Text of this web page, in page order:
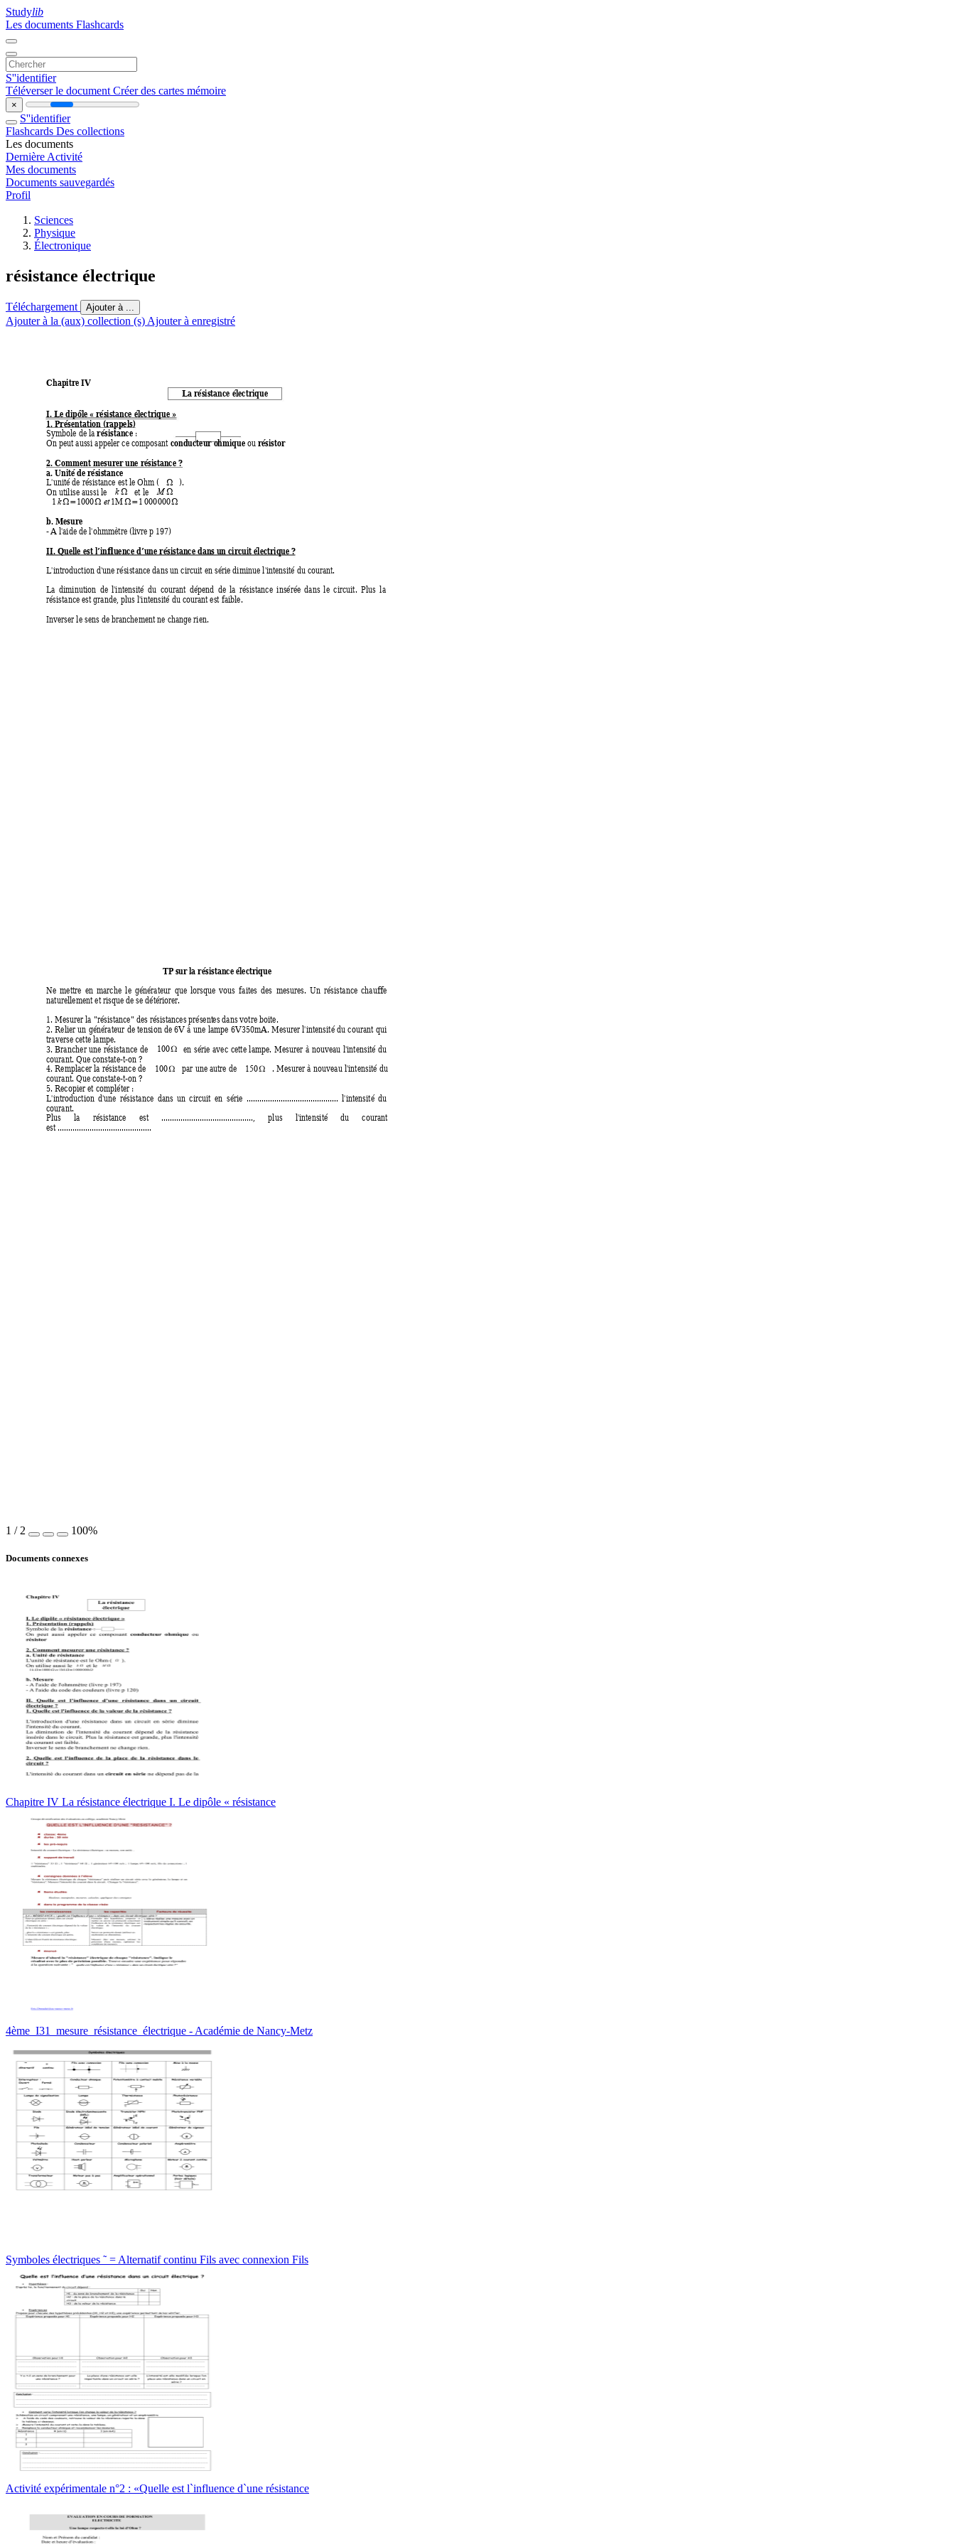
Studylib
Les documents Flashcards
S''identifier
Téléverser le document Créer des cartes mémoire
×
S''identifier
Flashcards Des collections
Les documents
Dernière Activité
Mes documents
Documents sauvegardés
Profil
Sciences
Physique
Électronique
résistance électrique
Téléchargement Ajouter à ...
Ajouter à la (aux) collection (s) Ajouter à enregistré
Chapitre IV
La résistance électrique
I. Le dipôle « résistance électrique »
1. Présentation (rappels)
Symbole de la résistance :
On peut aussi appeler ce composant conducteur ohmique ou résistor
2. Comment mesurer une résistance ?
a. Unité de résistance
L'unité de résistance est le Ohm (  ).
On utilise aussi le k et le M 
k  = 1000  et 1M  = 1 000 000 
b. Mesure
- A l'aide de l'ohmmètre (livre p 197)
II. Quelle est l’influence d’une résistance dans un circuit électrique ?
L'introduction d'une résistance dans un circuit en série diminue l'intensité du courant.
La diminution de l'intensité du courant dépend de la résistance insérée dans le circuit. Plus la
résistance est grande, plus l'intensité du courant est faible.
Inverser le sens de branchement ne change rien.
TP sur la résistance électrique
Ne mettre en marche le générateur que lorsque vous faites des mesures. Un résistance chauffe
naturellement et risque de se détériorer.
1. Mesurer la "résistance" des résistances présentes dans votre boite.
2. Relier un générateur de tension de 6V à une lampe 6V350mA. Mesurer l'intensité du courant qui
traverse cette lampe.
3. Brancher une résistance de 100 Ω en série avec cette lampe. Mesurer à nouveau l'intensité du
courant. Que constate-t-on ?
4. Remplacer la résistance de 100 Ω par une autre de 150 Ω . Mesurer à nouveau l'intensité du
courant. Que constate-t-on ?
5. Recopier et compléter :
L'introduction d'une résistance dans un circuit en série ........................................... l'intensité du
courant.
Plus la résistance est ..........................................., plus l'intensité du courant
est ............................................
1 / 2 100%
Documents connexes
Chapitre IV La résistance électrique I. Le dipôle « résistance
4ème_I31_mesure_résistance_électrique - Académie de Nancy-Metz
Symboles électriques ˜ = Alternatif continu Fils avec connexion Fils
Activité expérimentale n°2 : «Quelle est l`influence d`une résistance